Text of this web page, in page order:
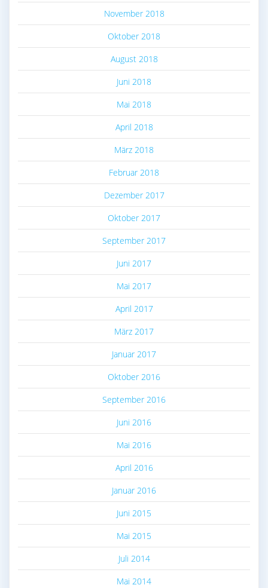
November 2018
Oktober 2018
August 2018
Juni 2018
Mai 2018
April 2018
März 2018
Februar 2018
Dezember 2017
Oktober 2017
September 2017
Juni 2017
Mai 2017
April 2017
März 2017
Januar 2017
Oktober 2016
September 2016
Juni 2016
Mai 2016
April 2016
Januar 2016
Juni 2015
Mai 2015
Juli 2014
Mai 2014